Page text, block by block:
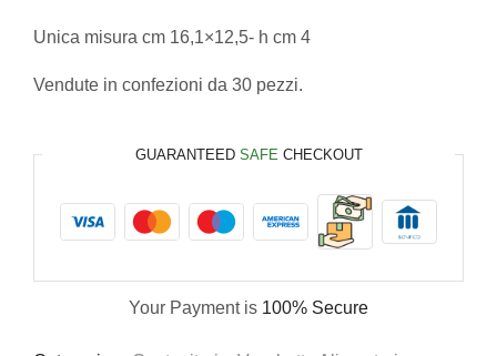
Unica misura cm 16,1×12,5- h cm 4
Vendute in confezioni da 30 pezzi.
GUARANTEED SAFE CHECKOUT
Your Payment is 100% Secure